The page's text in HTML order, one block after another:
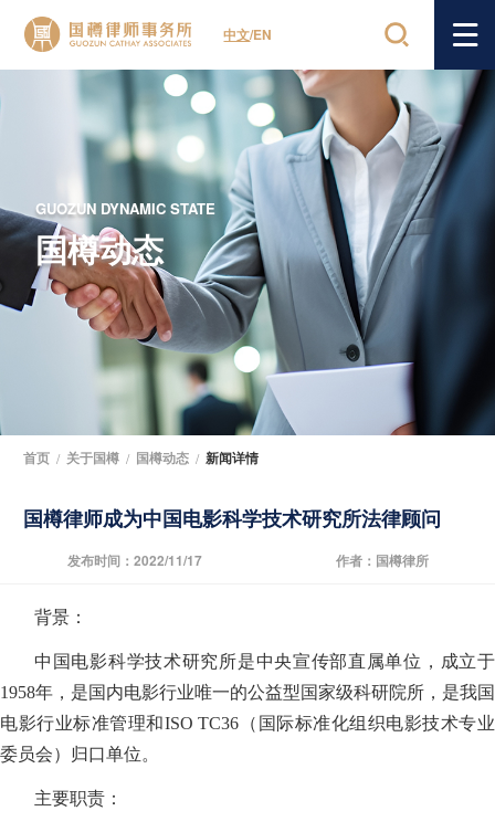
中文/EN
GUOZUN DYNAMIC STATE
国樽动态
首页 / 关于国樽 / 国樽动态 / 新闻详情
国樽律师成为中国电影科学技术研究所法律顾问
发布时间：2022/11/17 作者：国樽律所
背景：
中国电影科学技术研究所是中央宣传部直属单位，成立于
1958年，是国内电影行业唯一的公益型国家级科研院所，是我国
电影行业标准管理和ISO TC36（国际标准化组织电影技术专业
委员会）归口单位。
主要职责：